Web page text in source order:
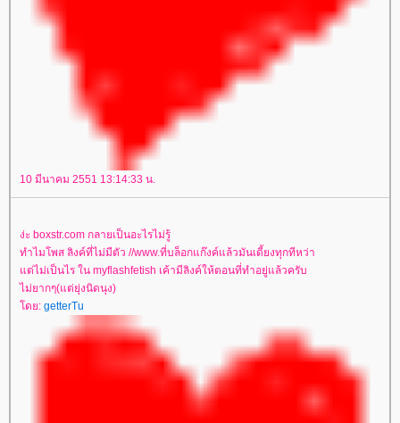
10 มีนาคม 2551 13:14:33 น.
ง่ะ boxstr.com กลายเป็นอะไรไม่รู้
ทำไมโพส ลิงค์ที่ไม่มีตัว //www.ที่บล็อกแก๊งค์แล้วมันเดี้ยงทุกทีหว่า
แต่ไม่เป็นไร ใน myflashfetish เค้ามีลิงค์ให้ตอนที่ทำอยู่แล้วครับ
ไม่ยากๆ(แต่ยุ่งนิดนุง)
โดย: getterTu